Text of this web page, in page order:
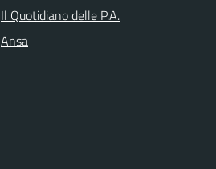
Il Quotidiano delle P.A.
Ansa